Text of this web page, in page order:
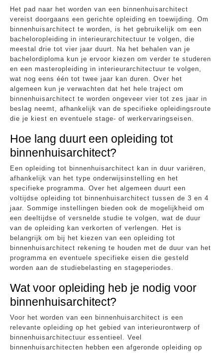
Het pad naar het worden van een binnenhuisarchitect
vereist doorgaans een gerichte opleiding en toewijding. Om
binnenhuisarchitect te worden, is het gebruikelijk om een
bacheloropleiding in interieurarchitectuur te volgen, die
meestal drie tot vier jaar duurt. Na het behalen van je
bachelordiploma kun je ervoor kiezen om verder te studeren
en een masteropleiding in interieurarchitectuur te volgen,
wat nog eens één tot twee jaar kan duren. Over het
algemeen kun je verwachten dat het hele traject om
binnenhuisarchitect te worden ongeveer vier tot zes jaar in
beslag neemt, afhankelijk van de specifieke opleidingsroute
die je kiest en eventuele stage- of werkervaringseisen.
Hoe lang duurt een opleiding tot
binnenhuisarchitect?
Een opleiding tot binnenhuisarchitect kan in duur variëren,
afhankelijk van het type onderwijsinstelling en het
specifieke programma. Over het algemeen duurt een
voltijdse opleiding tot binnenhuisarchitect tussen de 3 en 4
jaar. Sommige instellingen bieden ook de mogelijkheid om
een deeltijdse of versnelde studie te volgen, wat de duur
van de opleiding kan verkorten of verlengen. Het is
belangrijk om bij het kiezen van een opleiding tot
binnenhuisarchitect rekening te houden met de duur van het
programma en eventuele specifieke eisen die gesteld
worden aan de studiebelasting en stageperiodes.
Wat voor opleiding heb je nodig voor
binnenhuisarchitect?
Voor het worden van een binnenhuisarchitect is een
relevante opleiding op het gebied van interieurontwerp of
binnenhuisarchitectuur essentieel. Veel
binnenhuisarchitecten hebben een afgeronde opleiding op